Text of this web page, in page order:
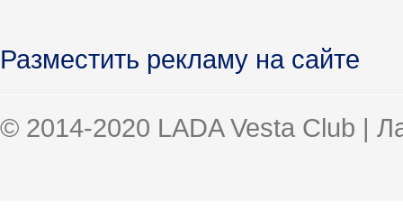
Разместить рекламу на сайте
© 2014-2020 LADA Vesta Club |